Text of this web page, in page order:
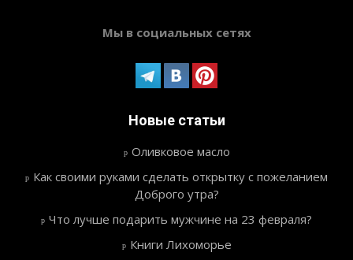
Мы в социальных сетях
Новые статьи
Оливковое масло
Как своими руками сделать открытку с пожеланием
Доброго утра?
Что лучше подарить мужчине на 23 февраля?
Книги Лихоморье